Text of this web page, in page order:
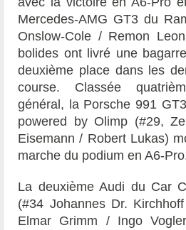
Mercedes-AMG GT3 du
Onslow-Cole / Remon
bolides ont livré une
deuxième place dans les
course. Classée
général, la Porsche 991
powered by Olimp (#29,
Eisemann / Robert Lukas)
marche du podium en A6-
La deuxième Audi du Car
(#34 Johannes Dr. Kirchhoff
Elmar Grimm / Ingo Vogler